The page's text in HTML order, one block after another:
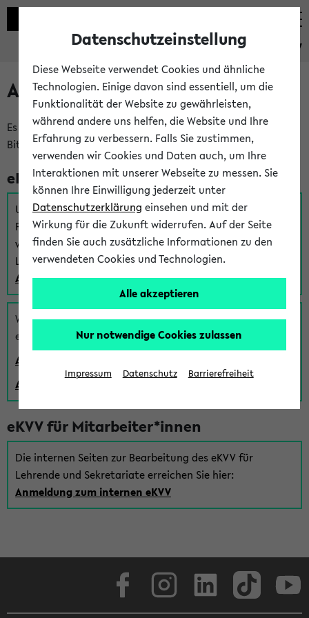
eKVV
Anmeldung am eKVV
Es gibt mehrere Möglichkeiten zur Anmeldung am eKVV.
Bitte wählen Sie die für Sie richtige aus:
eKVV für Studierende
Um sich einen Stundenplan zu erstellen und alle weiteren
Funktionen des eKVVs für Studierende zu nutzen,
verwenden Sie diesen Link zur Anmeldung über Ihr Uni
Login:
Anmeldung zum eKVV der Studierenden
Wenn Sie (noch) kein Uni Login haben, können Sie das
eKVV auch über einen Gastzugang verwenden:
Anmeldung über einen vorhandenen Gastzugang
Anlegen eines neuen Gastzugangs
eKVV für Mitarbeiter*innen
Die internen Seiten zur Bearbeitung des eKVV für
Lehrende und Sekretariate erreichen Sie hier:
Anmeldung zum internen eKVV
Datenschutzeinstellung
Diese Webseite verwendet Cookies und ähnliche
Technologien. Einige davon sind essentiell, um die
Funktionalität der Website zu gewährleisten,
während andere uns helfen, die Website und Ihre
Erfahrung zu verbessern. Falls Sie zustimmen,
verwenden wir Cookies und Daten auch, um Ihre
Interaktionen mit unserer Webseite zu messen. Sie
können Ihre Einwilligung jederzeit unter
Datenschutzerklärung einsehen und mit der
Wirkung für die Zukunft widerrufen. Auf der Seite
finden Sie auch zusätzliche Informationen zu den
verwendeten Cookies und Technologien.
Alle akzeptieren
Nur notwendige Cookies zulassen
Impressum Datenschutz Barrierefreiheit